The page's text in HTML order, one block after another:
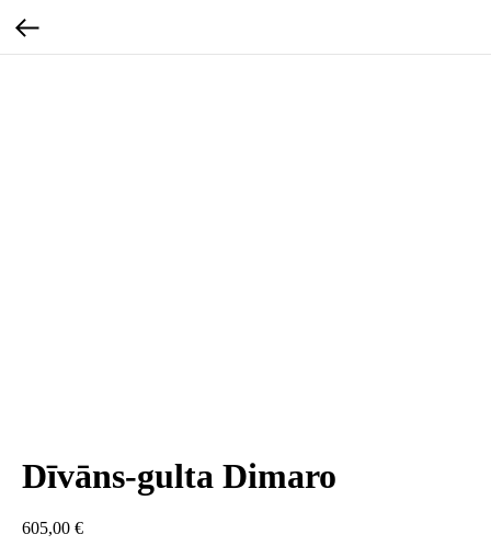
Dīvāns-gulta Dimaro
605,00 €